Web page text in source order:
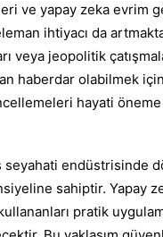
ve yapay zeka evrim
ihtiyacı da
veya jeopolitik
haberdar olabilmek
hayati
seyahati endüstrisinde
sahiptir. Yapay
kullananları pratik